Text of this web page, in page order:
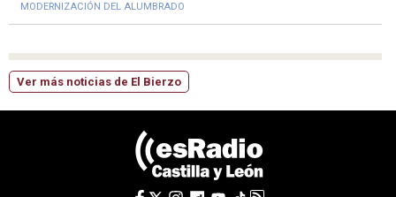
MODERNIZACIÓN DEL ALUMBRADO
Ver más noticias de El Bierzo